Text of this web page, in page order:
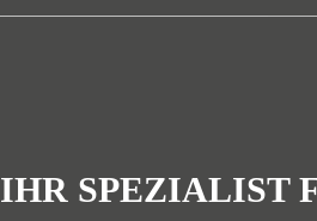
IHR SPEZIALIST